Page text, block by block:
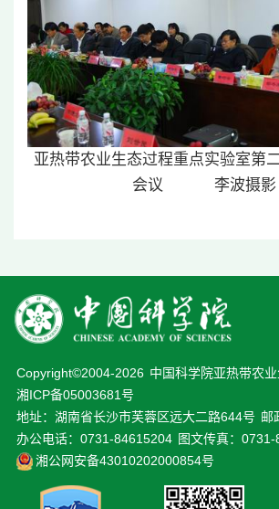
亚热带农业生态过程重点实验室第
会议 李波摄影
Copyright©2004-2026 中国科学院亚热带农
湘ICP备05003681号
地址：湖南省长沙市芙蓉区远大二路644号 邮
办公电话：0731-84615204 图文传真：
湘公网安备43010202000854号